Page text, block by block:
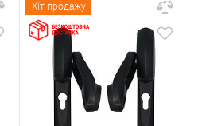
Хіт продажу